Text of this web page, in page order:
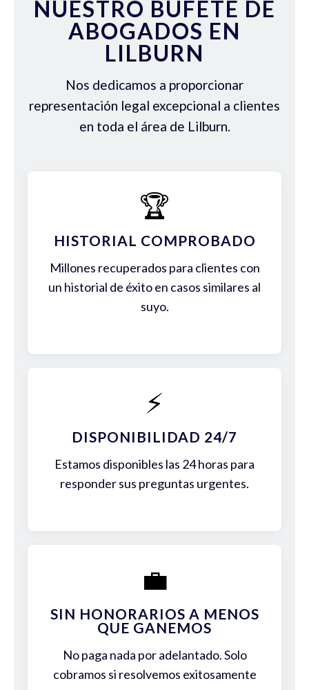
NUESTRO BUFETE DE
ABOGADOS EN
LILBURN
Nos dedicamos a proporcionar
representación legal excepcional a clientes
en toda el área de Lilburn.
🏆
HISTORIAL COMPROBADO
Millones recuperados para clientes con
un historial de éxito en casos similares al
suyo.
⚡
DISPONIBILIDAD 24/7
Estamos disponibles las 24 horas para
responder sus preguntas urgentes.
💼
SIN HONORARIOS A MENOS
QUE GANEMOS
No paga nada por adelantado. Solo
cobramos si resolvemos exitosamente